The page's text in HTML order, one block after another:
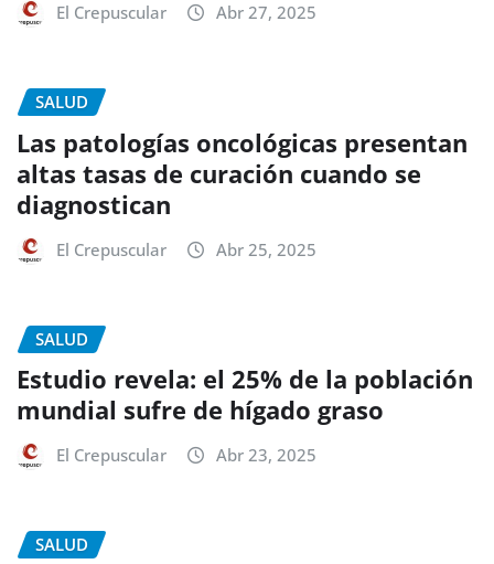
El Crepuscular Abr 27, 2025
SALUD
Las patologías oncológicas presentan
altas tasas de curación cuando se
diagnostican
El Crepuscular Abr 25, 2025
SALUD
Estudio revela: el 25% de la población
mundial sufre de hígado graso
El Crepuscular Abr 23, 2025
SALUD